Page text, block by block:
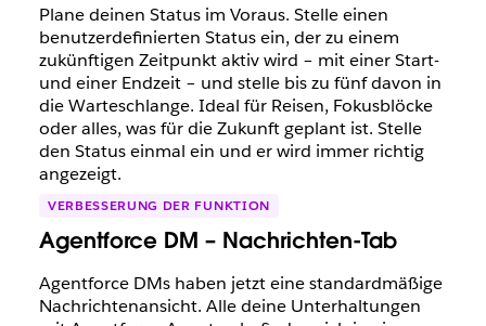
Plane deinen Status im Voraus. Stelle einen
benutzerdefinierten Status ein, der zu einem
zukünftigen Zeitpunkt aktiv wird – mit einer Start-
und einer Endzeit – und stelle bis zu fünf davon in
die Warteschlange. Ideal für Reisen, Fokusblöcke
oder alles, was für die Zukunft geplant ist. Stelle
den Status einmal ein und er wird immer richtig
angezeigt.
VERBESSERUNG DER FUNKTION
Agentforce DM – Nachrichten-Tab
Agentforce DMs haben jetzt eine standardmäßige
Nachrichtenansicht. Alle deine Unterhaltungen